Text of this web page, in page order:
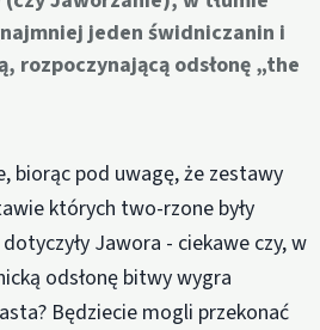
jeden świdniczanin i
rozpoczynającą odsłonę „the
biorąc pod uwagę, że zestawy
których two-rzone były
Jawora - ciekawe czy, w
odsłonę bitwy wygra
Będziecie mogli przekonać